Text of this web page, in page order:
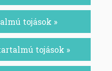
tojások »
tojások »